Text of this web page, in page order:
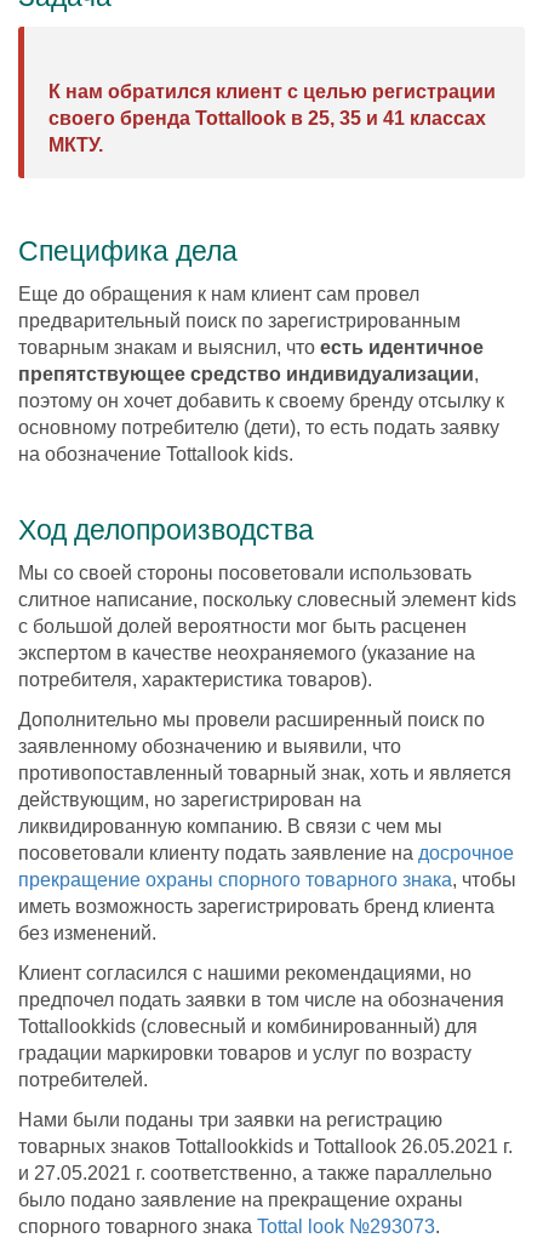
К нам обратился клиент с целью регистрации
своего бренда Tottallook в 25, 35 и 41 классах
МКТУ.
Специфика дела
Еще до обращения к нам клиент сам провел
предварительный поиск по зарегистрированным
товарным знакам и выяснил, что есть идентичное
препятствующее средство индивидуализации,
поэтому он хочет добавить к своему бренду отсылку к
основному потребителю (дети), то есть подать заявку
на обозначение Tottallook kids.
Ход делопроизводства
Мы со своей стороны посоветовали использовать
слитное написание, поскольку словесный элемент kids
с большой долей вероятности мог быть расценен
экспертом в качестве неохраняемого (указание на
потребителя, характеристика товаров).
Дополнительно мы провели расширенный поиск по
заявленному обозначению и выявили, что
противопоставленный товарный знак, хоть и является
действующим, но зарегистрирован на
ликвидированную компанию. В связи с чем мы
посоветовали клиенту подать заявление на досрочное
прекращение охраны спорного товарного знака, чтобы
иметь возможность зарегистрировать бренд клиента
без изменений.
Клиент согласился с нашими рекомендациями, но
предпочел подать заявки в том числе на обозначения
Tottallookkids (словесный и комбинированный) для
градации маркировки товаров и услуг по возрасту
потребителей.
Нами были поданы три заявки на регистрацию
товарных знаков Tottallookkids и Tottallook 26.05.2021 г.
и 27.05.2021 г. соответственно, а также параллельно
было подано заявление на прекращение охраны
спорного товарного знака Tottal look №293073.